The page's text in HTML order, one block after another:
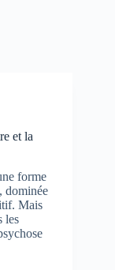
et la
forme
dominée
Mais
les